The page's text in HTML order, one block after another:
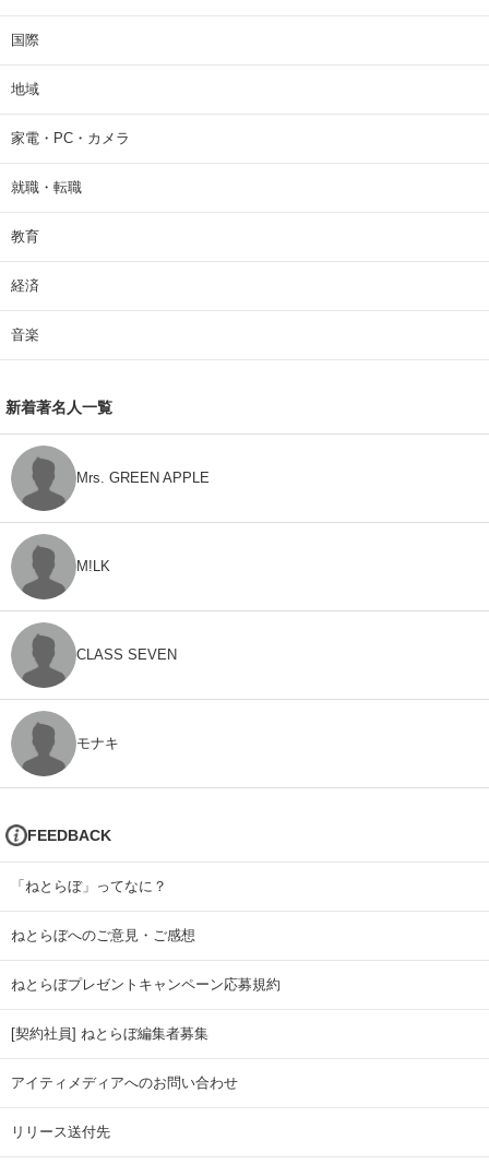
国際
地域
家電・PC・カメラ
就職・転職
教育
経済
音楽
新着著名人一覧
Mrs. GREEN APPLE
M!LK
CLASS SEVEN
モナキ
FEEDBACK
「ねとらぼ」ってなに？
ねとらぼへのご意見・ご感想
ねとらぼプレゼントキャンペーン応募規約
[契約社員] ねとらぼ編集者募集
アイティメディアへのお問い合わせ
リリース送付先